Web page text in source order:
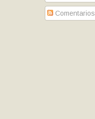
Comentarios